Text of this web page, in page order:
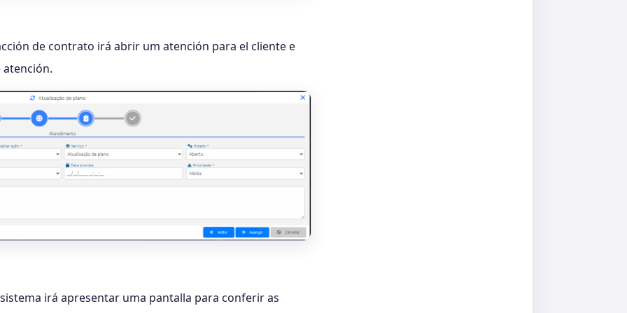
de contrato irá abrir um atención para el cliente e
irá apresentar uma pantalla para conferir as